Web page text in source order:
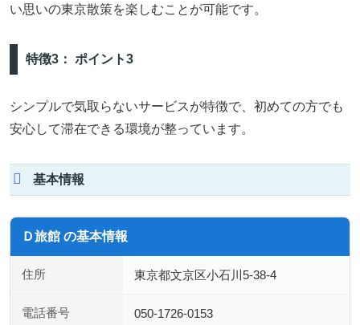
い思いの東京散策を楽しむことが可能です。
特徴3： ポイント3
シンプルで気取らないサービスが特徴で、初めての方でも
安心して滞在できる環境が整っています。
基本情報
Ｄ旅館 の基本情報
住所 東京都文京区小石川5-38-4
電話番号 050-1726-0153